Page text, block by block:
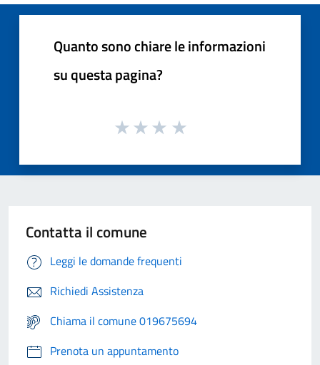
Quanto sono chiare le informazioni
su questa pagina?
Contatta il comune
Leggi le domande frequenti
Richiedi Assistenza
Chiama il comune 019675694
Prenota un appuntamento